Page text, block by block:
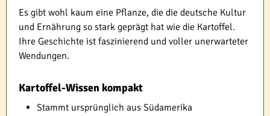
Es gibt wohl kaum eine Pflanze, die die deutsche Kultur
und Ernährung so stark geprägt hat wie die Kartoffel.
Ihre Geschichte ist faszinierend und voller unerwarteter
Wendungen.
Kartoffel-Wissen kompakt
Stammt ursprünglich aus Südamerika